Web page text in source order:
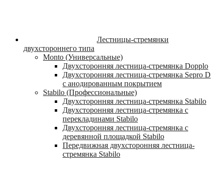
Лестницы-стремянки
двухстороннего типа
Monto (Универсальные)
Двухсторонняя лестница-стремянка Dopplo
Двухсторонняя лестница-стремянка Sepro D
с анодированным покрытием
Stabilo (Профессиональные)
Двухсторонняя лестница-стремянка Stabilo
Двухсторонняя лестница-стремянка с
перекладинами Stabilo
Двухсторонняя лестница-стремянка с
деревянной площадкой Stabilo
Передвижная двухсторонняя лестница-
стремянка Stabilo